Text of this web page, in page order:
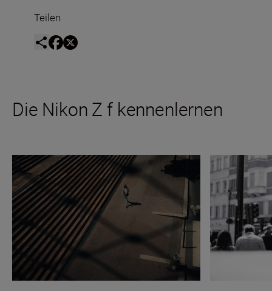
Teilen
Die Nikon Z f kennenlernen